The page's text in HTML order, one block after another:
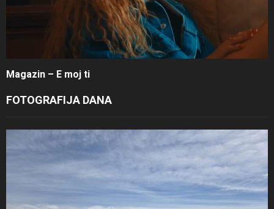
Magazin – E moj ti
FOTOGRAFIJA DANA